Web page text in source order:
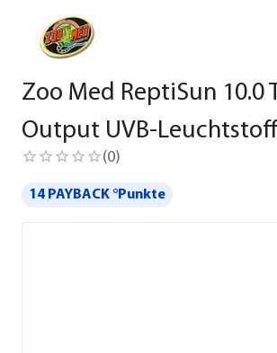
Zoo Med ReptiSun 10.0
Output UVB-
(0)
14 PAYBACK °Punkte